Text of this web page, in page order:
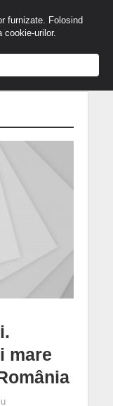
mare
furnizate. Folosind
cookie-urilor.